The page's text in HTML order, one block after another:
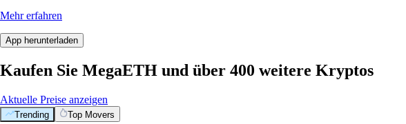
Mehr erfahren
App herunterladen
Kaufen Sie MegaETH und über 400 weitere Kryptos
Aktuelle Preise anzeigen
Trending Top Movers